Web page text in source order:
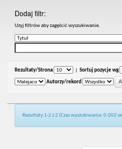
Dodaj filtr:
Uzyj filtrów aby zagęścić wyszukiwanie.
Rezultaty/Strona Sortuj pozycje wg
Autorzy/rekord
Rezultaty 1-2 z 2 (Czas wyszukiwania: 0.002